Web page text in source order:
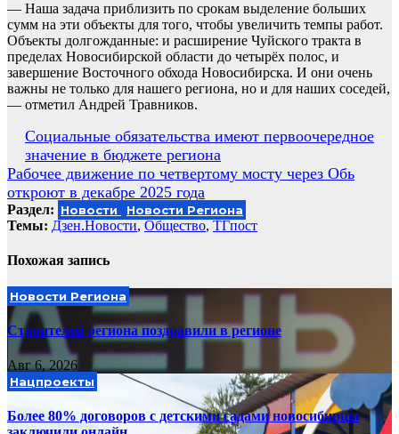
— Наша задача приблизить по срокам выделение больших
сумм на эти объекты для того, чтобы увеличить темпы работ.
Объекты долгожданные: и расширение Чуйского тракта в
пределах Новосибирской области до четырёх полос, и
завершение Восточного обхода Новосибирска. И они очень
важны не только для нашего региона, но и для наших соседей,
— отметил Андрей Травников.
Навигация
по
записям
Социальные обязательства имеют первоочередное
значение в бюджете региона
Рабочее движение по четвертому мосту через Обь
откроют в декабре 2025 года
Раздел: Новости Новости Региона
Темы: Дзен.Новости, Общество, ТГпост
Похожая запись
Новости Региона
Строителей региона поздравили в регионе
Авг 6, 2026
Нацпроекты
Более 80% договоров с детскими садами новосибирцы